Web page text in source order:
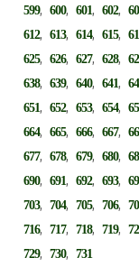
599,600,601,602,
612,613,614,615,
625,626,627,628,
638,639,640,641,
651,652,653,654,
664,665,666,667,
677,678,679,680,
690,691,692,693,
703,704,705,706,
716,717,718,719,
729,730,731